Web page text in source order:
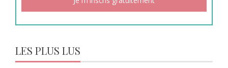
LES PLUS LUS